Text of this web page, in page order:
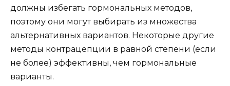
должны избегать гормональных методов,
поэтому они могут выбирать из множества
альтернативных вариантов. Некоторые другие
методы контрацепции в равной степени (если
не более) эффективны, чем гормональные
варианты.